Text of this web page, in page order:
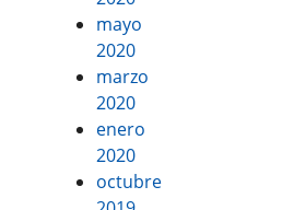
mayo
2020
marzo
2020
enero
2020
octubre